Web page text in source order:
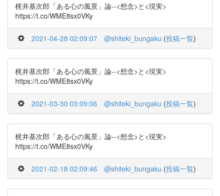
梶井基次郎「ある心の風景」論--<想念>と<現実>
https://t.co/WME8sx0VKy
2021-04-28 02:09:07 @shiteki_bungaku (投稿一覧)
梶井基次郎「ある心の風景」論--<想念>と<現実>
https://t.co/WME8sx0VKy
2021-03-30 03:09:06 @shiteki_bungaku (投稿一覧)
梶井基次郎「ある心の風景」論--<想念>と<現実>
https://t.co/WME8sx0VKy
2021-02-18 02:09:46 @shiteki_bungaku (投稿一覧)